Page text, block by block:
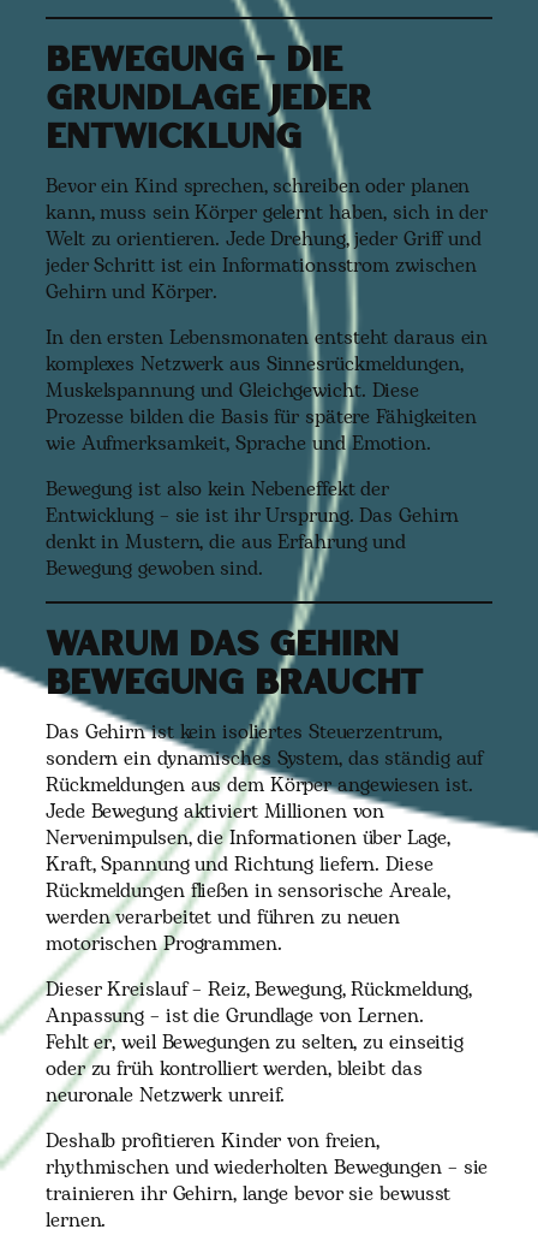
Bewegung – die
Grundlage jeder
Entwicklung
Bevor ein Kind sprechen, schreiben oder planen
kann, muss sein Körper gelernt haben, sich in der
Welt zu orientieren. Jede Drehung, jeder Griff und
jeder Schritt ist ein Informationsstrom zwischen
Gehirn und Körper.
In den ersten Lebensmonaten entsteht daraus ein
komplexes Netzwerk aus Sinnesrückmeldungen,
Muskelspannung und Gleichgewicht. Diese
Prozesse bilden die Basis für spätere Fähigkeiten
wie Aufmerksamkeit, Sprache und Emotion.
Bewegung ist also kein Nebeneffekt der
Entwicklung – sie ist ihr Ursprung. Das Gehirn
denkt in Mustern, die aus Erfahrung und
Bewegung gewoben sind.
Warum das Gehirn
Bewegung braucht
Das Gehirn ist kein isoliertes Steuerzentrum,
sondern ein dynamisches System, das ständig auf
Rückmeldungen aus dem Körper angewiesen ist.
Jede Bewegung aktiviert Millionen von
Nervenimpulsen, die Informationen über Lage,
Kraft, Spannung und Richtung liefern. Diese
Rückmeldungen fließen in sensorische Areale,
werden verarbeitet und führen zu neuen
motorischen Programmen.
Dieser Kreislauf – Reiz, Bewegung, Rückmeldung,
Anpassung – ist die Grundlage von Lernen.
Fehlt er, weil Bewegungen zu selten, zu einseitig
oder zu früh kontrolliert werden, bleibt das
neuronale Netzwerk unreif.
Deshalb profitieren Kinder von freien,
rhythmischen und wiederholten Bewegungen – sie
trainieren ihr Gehirn, lange bevor sie bewusst
lernen.